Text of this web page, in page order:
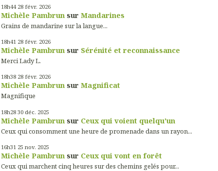
18h44 28 févr. 2026
Michèle Pambrun sur Mandarines
Grains de mandarine sur la langue...
18h41 28 févr. 2026
Michèle Pambrun sur Sérénité et reconnaissance
Merci Lady L.
18h38 28 févr. 2026
Michèle Pambrun sur Magnificat
Magnifique
18h28 30 déc. 2025
Michèle Pambrun sur Ceux qui voient quelqu'un
Ceux qui consomment une heure de promenade dans un rayon...
16h31 25 nov. 2025
Michèle Pambrun sur Ceux qui vont en forêt
Ceux qui marchent cinq heures sur des chemins gelés pour...